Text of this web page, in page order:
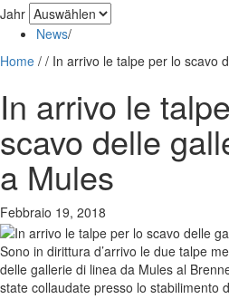
Jahr
News/
Home / / In arrivo le talpe per lo scavo
In arrivo le
scavo delle
a Mules
Febbraio 19, 2018
Sono in dirittura d’arrivo le due talpe
delle gallerie di linea da Mules al
state collaudate presso lo stabilimento